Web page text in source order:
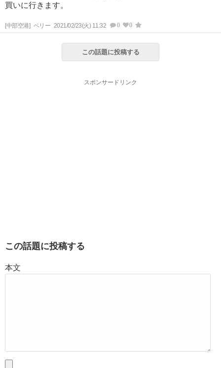
買いに行きます。
[中部空港] ベリー 2021/02/23(火) 11:32 0 0
この話題に投稿する
スポンサードリンク
この話題に投稿する
本文